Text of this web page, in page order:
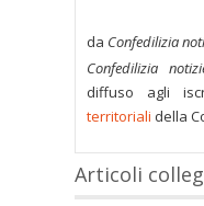
da Confedilizia
Confedilizia
diffuso agli
territoriali della
Articoli